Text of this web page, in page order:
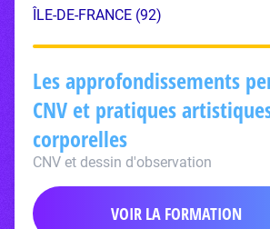
ÎLE-DE-FRANCE (92)
Les approfondissements
CNV et pratiques
corporelles
CNV et dessin d'observation
VOIR LA FORMATION